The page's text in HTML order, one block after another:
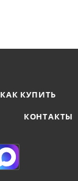
КАК КУПИТЬ
КОНТАКТЫ